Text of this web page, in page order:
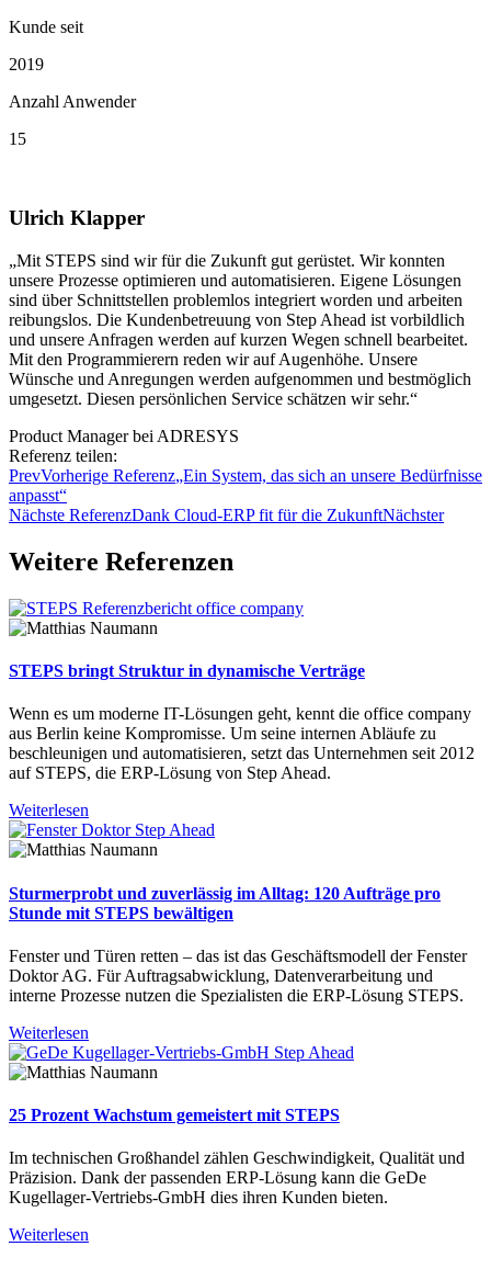
Kunde seit
2019
Anzahl Anwender
15
Ulrich Klapper
„Mit STEPS sind wir für die Zukunft gut gerüstet. Wir konnten
unsere Prozesse optimieren und automatisieren. Eigene Lösungen
sind über Schnittstellen problemlos integriert worden und arbeiten
reibungslos. Die Kundenbetreuung von Step Ahead ist vorbildlich
und unsere Anfragen werden auf kurzen Wegen schnell bearbeitet.
Mit den Programmierern reden wir auf Augenhöhe. Unsere
Wünsche und Anregungen werden aufgenommen und bestmöglich
umgesetzt. Diesen persönlichen Service schätzen wir sehr.“
Product Manager bei ADRESYS
Referenz teilen:
PrevVorherige Referenz„Ein System, das sich an unsere Bedürfnisse
anpasst“
Nächste ReferenzDank Cloud-ERP fit für die ZukunftNächster
Weitere Referenzen
STEPS bringt Struktur in dynamische Verträge
Wenn es um moderne IT-Lösungen geht, kennt die office company
aus Berlin keine Kompromisse. Um seine internen Abläufe zu
beschleunigen und automatisieren, setzt das Unternehmen seit 2012
auf STEPS, die ERP-Lösung von Step Ahead.
Weiterlesen
Sturmerprobt und zuverlässig im Alltag: 120 Aufträge pro
Stunde mit STEPS bewältigen
Fenster und Türen retten – das ist das Geschäftsmodell der Fenster
Doktor AG. Für Auftragsabwicklung, Datenverarbeitung und
interne Prozesse nutzen die Spezialisten die ERP-Lösung STEPS.
Weiterlesen
25 Prozent Wachstum gemeistert mit STEPS
Im technischen Großhandel zählen Geschwindigkeit, Qualität und
Präzision. Dank der passenden ERP-Lösung kann die GeDe
Kugellager-Vertriebs-GmbH dies ihren Kunden bieten.
Weiterlesen